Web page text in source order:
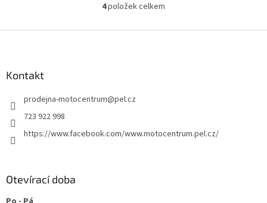
O
l
p
k
4položek celkem
Kontakt
prodejna-motocentrum@pel.cz
723 922 998
https://www.facebook.com/www.motocentrum.pel.cz/
Otevírací doba